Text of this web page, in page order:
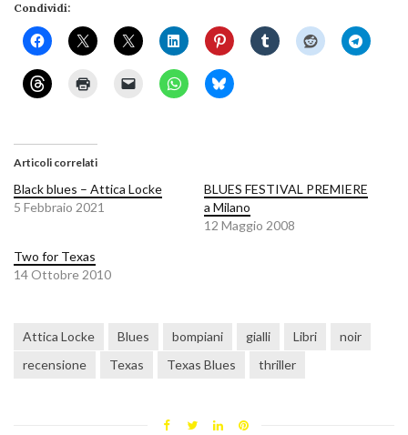
Condividi:
Articoli correlati
Black blues – Attica Locke
5 Febbraio 2021
BLUES FESTIVAL PREMIERE
a Milano
12 Maggio 2008
Two for Texas
14 Ottobre 2010
Attica Locke Blues bompiani gialli Libri
noir
recensione
Texas Texas Blues thriller